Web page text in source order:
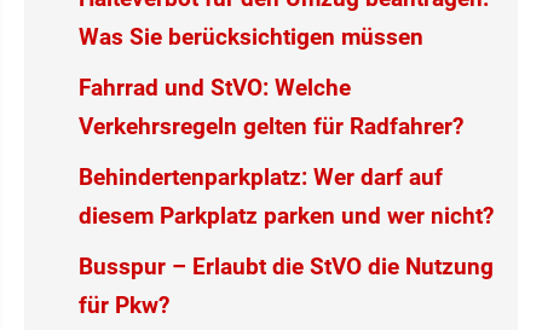
Was Sie berücksichtigen müssen
Fahrrad und StVO: Welche
Verkehrsregeln gelten für Radfahrer?
Behindertenparkplatz: Wer darf auf
diesem Parkplatz parken und wer nicht?
Busspur – Erlaubt die StVO die Nutzung
für Pkw?